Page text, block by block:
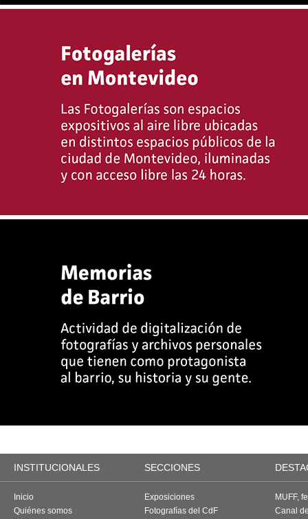
INSTITUCIONALES SECCIONES
Inicio
Quiénes somos
Exposiciones
Fotografías del CdF
MUFF,
Canal